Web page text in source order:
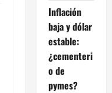
Inflación
baja y dólar
estable:
¿cementeri
o de
pymes?